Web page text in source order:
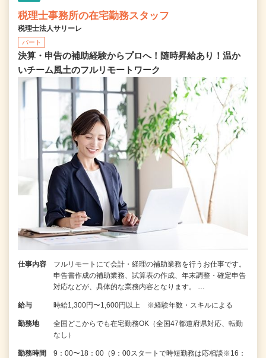
税理士事務所の在宅勤務スタッフ
税理士法人サリーレ
パート
決算・申告の補助経験からプロへ！随時昇給あり！温か
いチーム⾵⼟のフルリモートワーク
仕事内容
フルリモートにて会計・経理の補助業務を行うお仕事です。
申告書作成の補助業務、試算表の作成、年末調整・確定申告
対応などが、具体的な業務内容となります。 …
給与 時給1,300円〜1,600円以上 ※経験年数・スキルによる
勤務地
全国どこからでも在宅勤務OK（全国47都道府県対応、転勤
なし）
勤務時間
9：00〜18：00（9：00スタートで時短勤務は応相談※16：